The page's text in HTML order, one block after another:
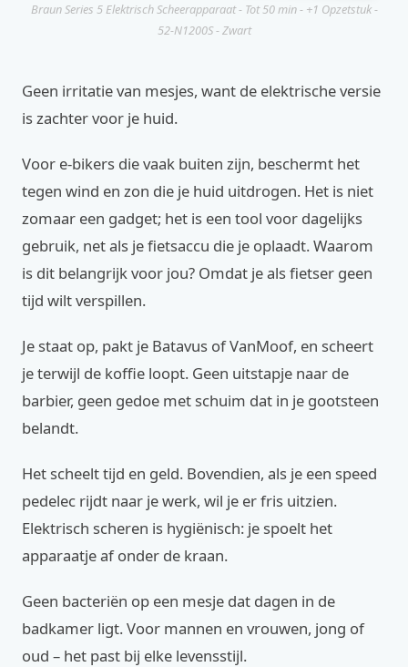
Braun Series 5 Elektrisch Scheerapparaat - Tot 50 min - +1 Opzetstuk -
52-N1200S - Zwart
Geen irritatie van mesjes, want de elektrische versie
is zachter voor je huid.
Voor e-bikers die vaak buiten zijn, beschermt het
tegen wind en zon die je huid uitdrogen. Het is niet
zomaar een gadget; het is een tool voor dagelijks
gebruik, net als je fietsaccu die je oplaadt. Waarom
is dit belangrijk voor jou? Omdat je als fietser geen
tijd wilt verspillen.
Je staat op, pakt je Batavus of VanMoof, en scheert
je terwijl de koffie loopt. Geen uitstapje naar de
barbier, geen gedoe met schuim dat in je gootsteen
belandt.
Het scheelt tijd en geld. Bovendien, als je een speed
pedelec rijdt naar je werk, wil je er fris uitzien.
Elektrisch scheren is hygiënisch: je spoelt het
apparaatje af onder de kraan.
Geen bacteriën op een mesje dat dagen in de
badkamer ligt. Voor mannen en vrouwen, jong of
oud – het past bij elke levensstijl.